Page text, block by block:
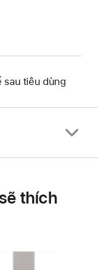
sau tiêu dùng
thích